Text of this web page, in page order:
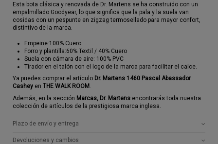
Esta bota clásica y renovada de Dr. Martens se ha construido con un
empalmillado Goodyear, lo que significa que la pala y la suela van
cosidas con un pespunte en zigzag termosellado para mayor confort,
distintivo de la marca.
Empeine:100% Cuero
Forro y plantilla:60% Textil / 40% Cuero
Suela con cámara de aire: 100% PVC
Tirador en el talón con el logo de la marca para facilitar el calce.
Ya puedes comprar el artículo Dr. Martens 1460 Pascal Abassador
Cashey enTHE WALK ROOM
Además, en la sección Marcas, Dr. Martens encontrarás toda nuestra
colección de artículos de la prestigiosa marca inglesa.
Plazo de envío y entrega
Devoluciones y cambios